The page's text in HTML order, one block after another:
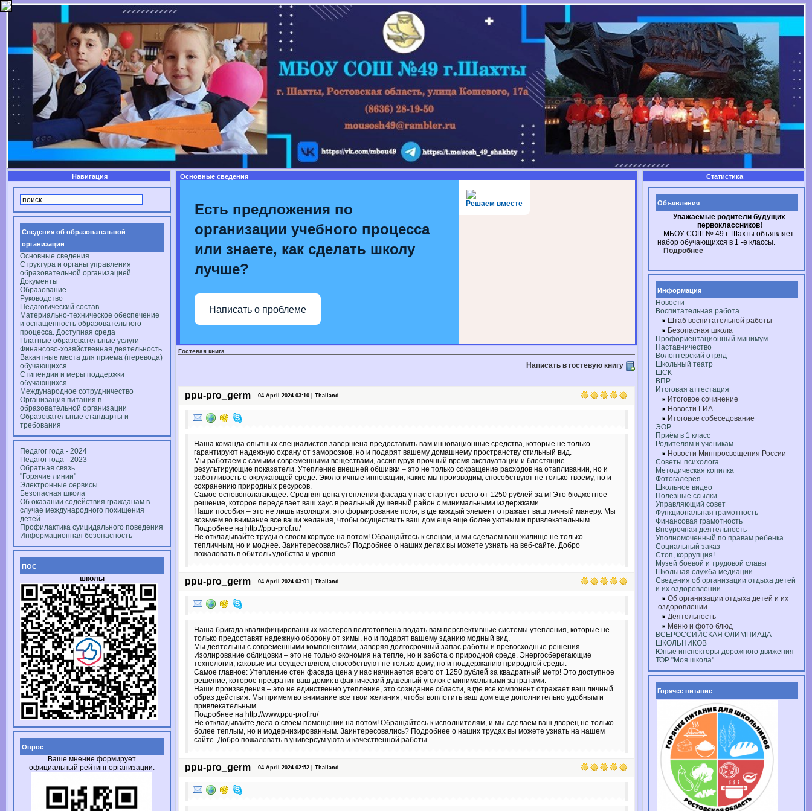
Навигация
Сведения об образовательной
организации
Основные сведения
Структура и органы управления
образовательной организацией
Документы
Образование
Руководство
Педагогический состав
Материально-техническое обеспечение
и оснащенность образовательного
процесса. Доступная среда
Платные образовательные услуги
Финансово-хозяйственная деятельность
Вакантные места для приема (перевода)
обучающихся
Стипендии и меры поддержки
обучающихся
Международное сотрудничество
Организация питания в
образовательной организации
Образовательные стандарты и
требования
Педагог года - 2024
Педагог года - 2023
Обратная связь
"Горячие линии"
Электронные сервисы
Безопасная школа
Об оказании содействия гражданам в
случае международного похищения
детей
Профилактика суицидального поведения
Информационная безопасность
ПОС
школы
Опрос
Ваше мнение формирует
официальный рейтинг организации:
Основные сведения
Решаем вместе
Есть предложения по
организации учебного процесса
или знаете, как сделать школу
лучше?
Написать о проблеме
Гостевая книга
Написать в гостевую книгу
ppu-pro_germ 04 April 2024 03:10 | Thailand
Наша команда опытных специалистов завершена предоставить вам инновационные средства, которые не только
гарантируют надежную охрану от заморозков, но и подарят вашему домашнему пространству стильный вид.
Мы работаем с самыми современными веществами, ассигнуруя прочный время эксплуатации и блестящие
результирующие показатели. Утепление внешней обшивки – это не только сокращение расходов на отапливании, но и
заботливость о окружающей среде. Экологичные инновации, какие мы производим, способствуют не только твоему, но и
сохранению природных ресурсов.
Самое основополагающее: Средняя цена утепления фасада у нас стартует всего от 1250 рублей за м! Это бюджетное
решение, которое переделает ваш хаус в реальный душевный район с минимальными издержками.
Наши пособия – это не лишь изоляция, это формирование поля, в где каждый элемент отражает ваш личный манеру. Мы
возьмем во внимание все ваши желания, чтобы осуществить ваш дом еще еще более уютным и привлекательным.
Подробнее на http://ppu-prof.ru/
Не откладывайте труды о своем корпусе на потом! Обращайтесь к спецам, и мы сделаем ваш жилище не только
тепличным, но и моднее. Заинтересовались? Подробнее о наших делах вы можете узнать на веб-сайте. Добро
пожаловать в обитель удобства и уровня.
ppu-pro_germ 04 April 2024 03:01 | Thailand
Наша бригада квалифицированных мастеров подготовлена подать вам перспективные системы утепления, которые не
только предоставят надежную оборону от зимы, но и подарят вашему зданию модный вид.
Мы деятельны с современными компонентами, заверяя долгосрочный запас работы и превосходные решения.
Изолирование облицовки – это не только экономия на тепле, но и забота о природной среде. Энергосберегающие
технологии, каковые мы осуществляем, способствуют не только дому, но и поддержанию природной среды.
Самое главное: Утепление стен фасада цена у нас начинается всего от 1250 рублей за квадратный метр! Это доступное
решение, которое превратит ваш домик в фактический душевный уголок с минимальными затратами.
Наши произведения – это не единственно утепление, это созидание области, в где все компонент отражает ваш личный
образ действия. Мы примем во внимание все твои желания, чтобы воплотить ваш дом еще дополнительно удобным и
привлекательным.
Подробнее на http://www.ppu-prof.ru/
Не откладывайте дела о своем помещении на потом! Обращайтесь к исполнителям, и мы сделаем ваш дворец не только
более теплым, но и модернизированным. Заинтересовались? Подробнее о наших трудах вы можете узнать на нашем
сайте. Добро пожаловать в универсум уюта и качественной работы.
ppu-pro_germ 04 April 2024 02:52 | Thailand
Статистика
Объявления
Уважаемые родители будущих
первоклассников!
МБОУ СОШ № 49 г. Шахты объявляет
набор обучающихся в 1 -е классы.
Подробнее
Информация
Новости
Воспитательная работа
Штаб воспитательной работы
Безопасная школа
Профориентационный минимум
Наставничество
Волонтерский отряд
Школьный театр
ШСК
ВПР
Итоговая аттестация
Итоговое сочинение
Новости ГИА
Итоговое собеседование
ЭОР
Приём в 1 класс
Родителям и ученикам
Новости Минпросвещения России
Советы психолога
Методическая копилка
Фотогалерея
Школьное видео
Полезные ссылки
Управляющий совет
Функциональная грамотность
Финансовая грамотность
Внеурочная деятельность
Уполномоченный по правам ребенка
Социальный заказ
Стоп, коррупция!
Музей боевой и трудовой славы
Школьная служба медиации
Сведения об организации отдыха детей
и их оздоровлении
Об организации отдыха детей и их
оздоровлении
Деятельность
Меню и фото блюд
ВСЕРОССИЙСКАЯ ОЛИМПИАДА
ШКОЛЬНИКОВ
Юные инспекторы дорожного движения
ТОР "Моя школа"
Горячее питание